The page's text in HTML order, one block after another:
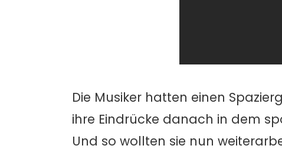
Die Musiker hatten einen
ihre Eindrücke danach in dem
Und so wollten sie nun